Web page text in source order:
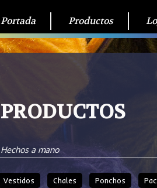
Portada Productos
PRODUCTOS
Hechos a mano
Vestidos Chales Ponchos